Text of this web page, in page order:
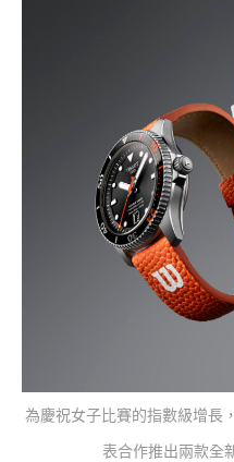
為慶祝女子比賽的指數級增
表合作推出兩款全